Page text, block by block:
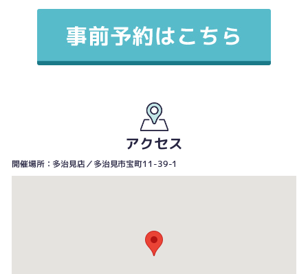
アクセス
開催場所：多治見店／多治見市宝町11-39-1